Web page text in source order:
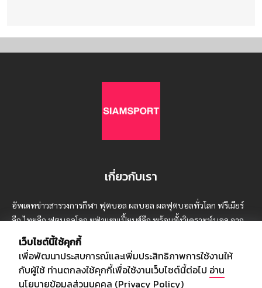
เกี่ยวกับเรา
อัพเดทข่าวสารวงการกีฬา ฟุตบอล ผลบอล ผลฟุตบอลทั่วโลก ฟรีเมียร์
ลีก ไทยลีก ฟุตบอลโลก ยูฟ่าแซมเปี้ยนส์ลีก พร้อมทั้งวิเคราะห์บอล จาก
สยามกีฬา สตาร์ชอคเก้อร์ สปอร์ตพูล
เว็บไซต์นี้ใช้คุกกี้
เพื่อพัฒนาประสบการณ์และเพิ่มประสิทธิภาพการใช้งานให้
กับผู้ใช้ ท่านตกลงใช้คุกกี้เพื่อใช้งานเว็บไซต์นี้ต่อไป อ่าน
นโยบายข้อมูลส่วนบุคคล (Privacy Policy)